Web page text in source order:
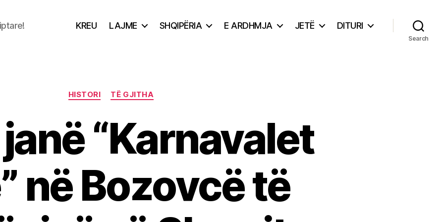
KREU LAJME SHQIPËRIA E ARDHMJA JETË DITURI
Search
Categories
HISTORI TË GJITHA
“Karnavalet
në Bozovcë të